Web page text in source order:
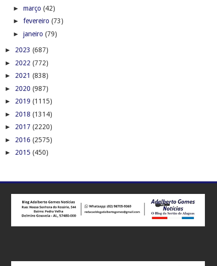
► março (42)
► fevereiro (73)
► janeiro (79)
► 2023 (687)
► 2022 (772)
► 2021 (838)
► 2020 (987)
► 2019 (1115)
► 2018 (1314)
► 2017 (2220)
► 2016 (2575)
► 2015 (450)